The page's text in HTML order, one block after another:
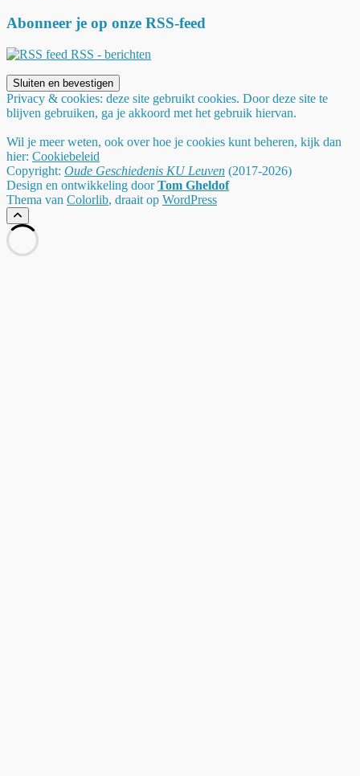
Abonneer je op onze RSS-feed
RSS - berichten
Privacy & cookies: deze site gebruikt cookies. Door deze site te
blijven gebruiken, ga je akkoord met het gebruik hiervan.
Wil je meer weten, ook over hoe je cookies kunt beheren, kijk dan
hier: Cookiebeleid
Copyright: Oude Geschiedenis KU Leuven (2017-2026)
Design en ontwikkeling doorTom Gheldof
Thema van Colorlib, draait op WordPress